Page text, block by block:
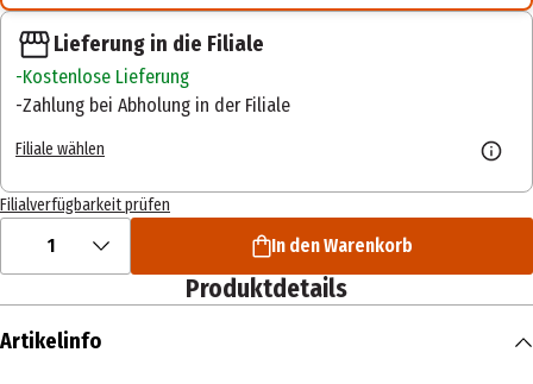
Lieferung in die Filiale
Kostenlose Lieferung
Zahlung bei Abholung in der Filiale
Filiale wählen
Filialverfügbarkeit prüfen
1 In den Warenkorb
Produktdetails
Artikelinfo